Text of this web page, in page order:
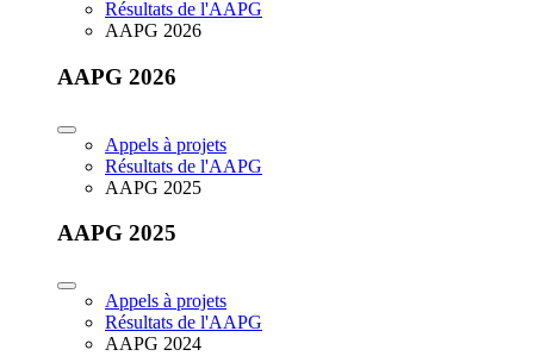
Résultats de l'AAPG
AAPG 2026
AAPG 2026
Appels à projets
Résultats de l'AAPG
AAPG 2025
AAPG 2025
Appels à projets
Résultats de l'AAPG
AAPG 2024